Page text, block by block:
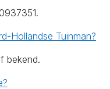
Hollandse Tuinman?
bekend.